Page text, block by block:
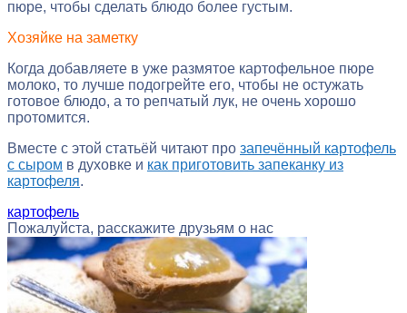
пюре, чтобы сделать блюдо более густым.
Хозяйке на заметку
Когда добавляете в уже размятое картофельное пюре
молоко, то лучше подогрейте его, чтобы не остужать
готовое блюдо, а то репчатый лук, не очень хорошо
протомится.
Вместе с этой статьёй читают про запечённый картофель
с сыром в духовке и как приготовить запеканку из
картофеля.
картофель
Пожалуйста, расскажите друзьям о нас